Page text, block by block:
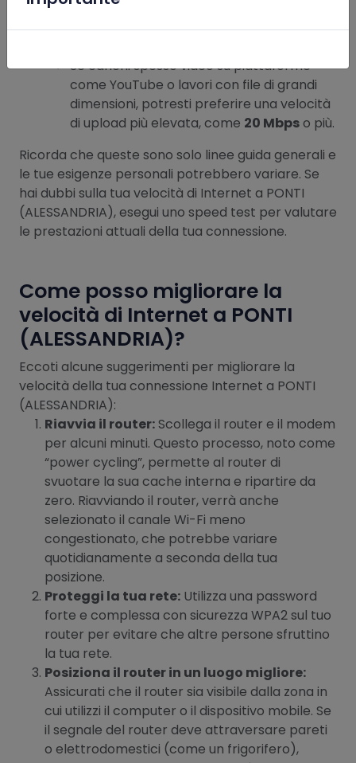
sui social media o l’utilizzo di servizi di cloud
storage, una velocità dialmeno 5-10
Se carichi spesso video su piattaforme
come YouTube o lavori con file di grandi
dimensioni, potresti preferire una velocità
di upload più elevata, come 20 Mbpso più.
Ricorda che queste sono solo linee guida generali e
le tue esigenze personali potrebbero variare. Se
hai dubbi sulla tua velocità di Internet a PONTI
(ALESSANDRIA), esegui uno speed test per valutare
le prestazioni attuali della tua connessione.
Come posso migliorare la
velocità di Internet a PONTI
(ALESSANDRIA)?
Eccoti alcune suggerimenti per migliorare la
velocità della tua connessione Internet a PONTI
(ALESSANDRIA):
Riavvia il router: Scollega il router e il modem
per alcuni minuti. Questo processo, noto come
“power cycling”, permette al router di
svuotare la sua cache interna e ripartire da
zero. Riavviando il router, verrà anche
selezionato il canale Wi-Fi meno
congestionato, che potrebbe variare
quotidianamente a seconda della tua
posizione.
Proteggi la tua rete: Utilizza una password
forte e complessa con sicurezza WPA2 sul tuo
router per evitare che altre persone sfruttino
la tua rete.
Posiziona il router in un luogo migliore:
Assicurati che il router sia visibile dalla zona in
cui utilizzi il computer o il dispositivo mobile. Se
il segnale del router deve attraversare pareti
o elettrodomestici (come un frigorifero),